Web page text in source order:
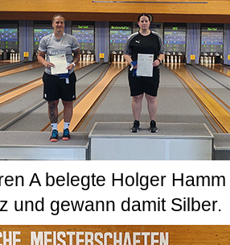
A belegte Holger
und gewann damit Silber.